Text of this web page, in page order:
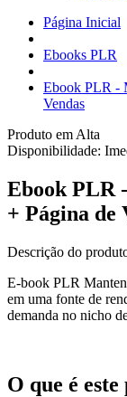
Página Inicial
Ebooks PLR
Ebook PLR -
Vendas
Produto em Alta
Disponibilidade:
Ebook PLR
+ Página de
Descrição do
E-book PLR
em uma fonte de
demanda no nicho
O que é